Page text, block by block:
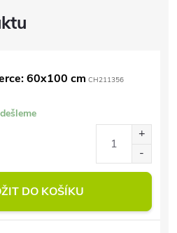
60x100 cm CH211356
DO KOŠÍKU